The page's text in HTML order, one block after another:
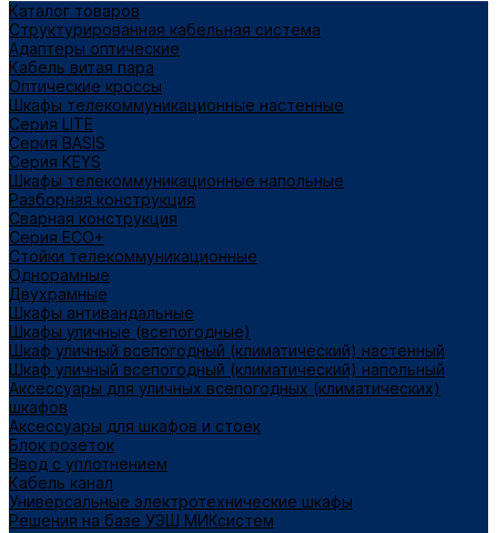
Каталог товаров
Структурированная кабельная система
Адаптеры оптические
Кабель витая пара
Оптические кроссы
Шкафы телекоммуникационные настенные
Cерия LITE
Cерия BASIS
Cерия KEYS
Шкафы телекоммуникационные напольные
Разборная конструкция
Сварная конструкция
Серия ECO+
Стойки телекоммуникационные
Однорамные
Двухрамные
Шкафы антивандальные
Шкафы уличные (всепогодные)
Шкаф уличный всепогодный (климатический) настенный
Шкаф уличный всепогодный (климатический) напольный
Аксессуары для уличных всепогодных (климатических)
шкафов
Аксессуары для шкафов и стоек
Блок розеток
Ввод с уплотнением
Кабель канал
Универсальные электротехнические шкафы
Решения на базе УЭШ МИКсистем